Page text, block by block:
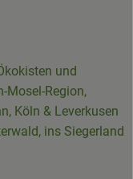
und
Mosel-Region,
Köln & Leverkusen
ins Siegerland